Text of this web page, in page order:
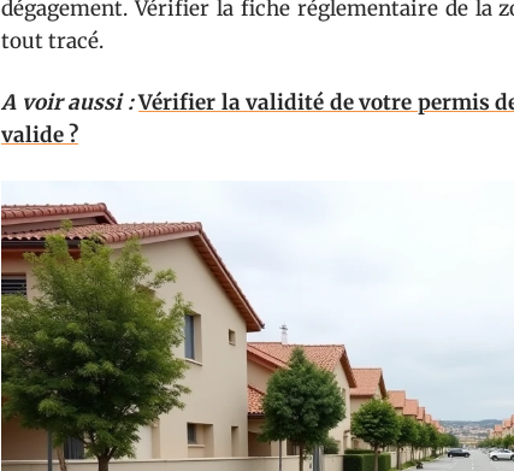
dégagement. Vérifier la fiche réglementaire de la
tout tracé.
A voir aussi : Vérifier la validité de votre permis
valide ?